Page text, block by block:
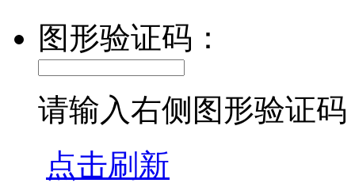
图形验证码：
请输入右侧图形验证码
点击刷新